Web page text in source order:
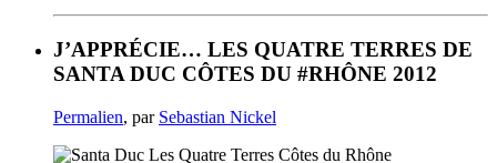
J’APPRÉCIE… LES QUATRE TERRES DE
SANTA DUC CÔTES DU #RHÔNE 2012
Permalien, par Sebastian Nickel